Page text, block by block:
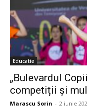
Educatie
„Bulevardul
competiții și
Marascu Sorin - 2 iunie